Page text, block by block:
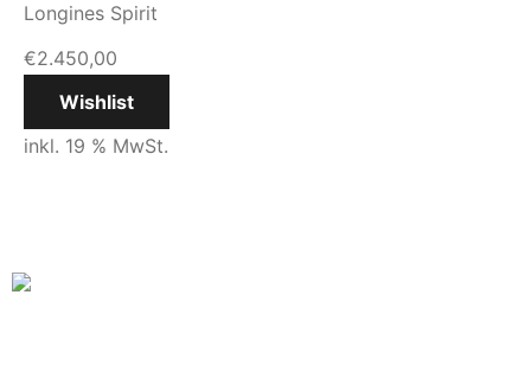
Longines Spirit
€2.450,00
Wishlist
inkl. 19 % MwSt.